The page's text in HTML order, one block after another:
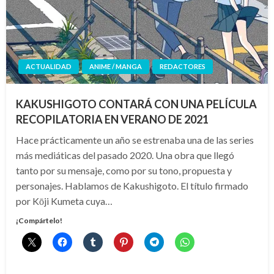
ACTUALIDAD ANIME / MANGA REDACTORES
KAKUSHIGOTO CONTARÁ CON UNA PELÍCULA
RECOPILATORIA EN VERANO DE 2021
Hace prácticamente un año se estrenaba una de las series
más mediáticas del pasado 2020. Una obra que llegó
tanto por su mensaje, como por su tono, propuesta y
personajes. Hablamos de Kakushigoto. El título firmado
por Kōji Kumeta cuya…
¡Compártelo!